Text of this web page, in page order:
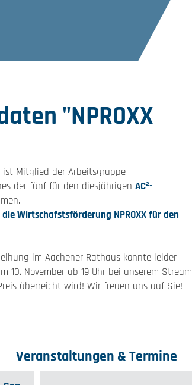
"NPROXX
Mitglied der Arbeitsgruppe
der fünf für den diesjährigen AC²-
Wirtschafstsförderung NPROXX für den
im Aachener Rathaus konnte leider
November ab 19 Uhr bei unserem Stream
überreicht wird! Wir freuen uns auf Sie!
Veranstaltungen & Termine